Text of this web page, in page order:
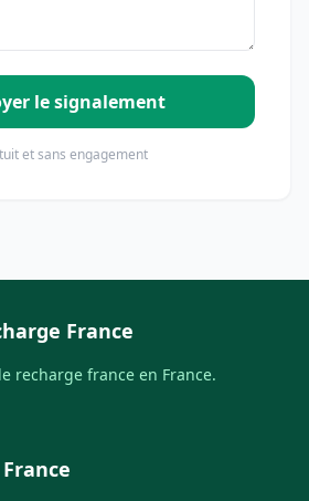
le signalement
et sans engagement
France
recharge france en France.